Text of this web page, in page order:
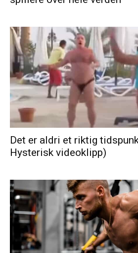
Det er aldri et riktig
Hysterisk videoklipp)